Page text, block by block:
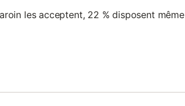
les acceptent, 22 % disposent même